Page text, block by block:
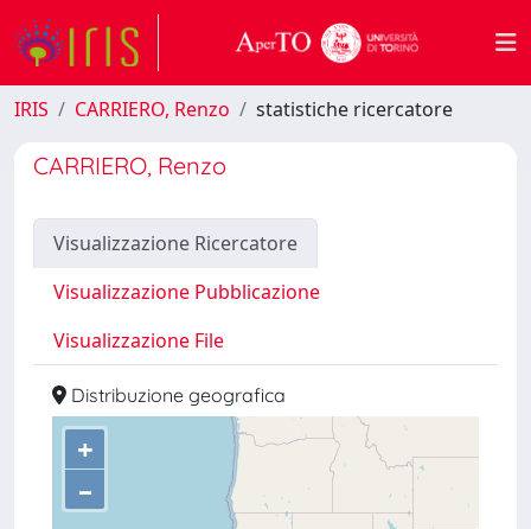
IRIS CARRIERO, Renzo statistiche ricercatore
CARRIERO, Renzo
Visualizzazione Ricercatore
Visualizzazione Pubblicazione
Visualizzazione File
Distribuzione geografica
+
–